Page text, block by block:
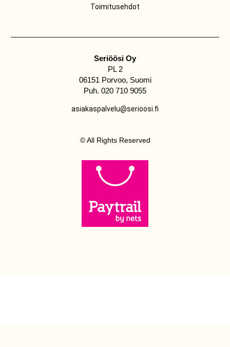
Toimitusehdot
Seriöösi Oy
PL 2
06151 Porvoo, Suomi
Puh. 020 710 9055
asiakaspalvelu@serioosi.fi
© All Rights Reserved